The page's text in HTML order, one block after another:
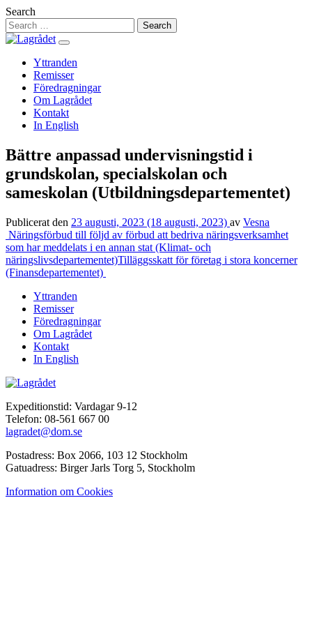
Hoppa
till
innehåll
Search
Yttranden
Remisser
Föredragningar
Om Lagrådet
Kontakt
In English
Bättre anpassad undervisningstid i
grundskolan, specialskolan och
sameskolan (Utbildningsdepartementet)
Publicerat den 23 augusti, 2023 (18 augusti, 2023) av Vesna
Inläggsnavigering
Näringsförbud till följd av förbud att bedriva näringsverksamhet
som har meddelats i en annan stat (Klimat- och
näringslivsdepartementet)Tilläggsskatt för företag i stora koncerner
(Finansdepartementet)
Yttranden
Remisser
Föredragningar
Om Lagrådet
Kontakt
In English
Expeditionstid: Vardagar 9-12
Telefon: 08-561 667 00
lagradet@dom.se
Postadress: Box 2066, 103 12 Stockholm
Gatuadress: Birger Jarls Torg 5, Stockholm
Information om Cookies